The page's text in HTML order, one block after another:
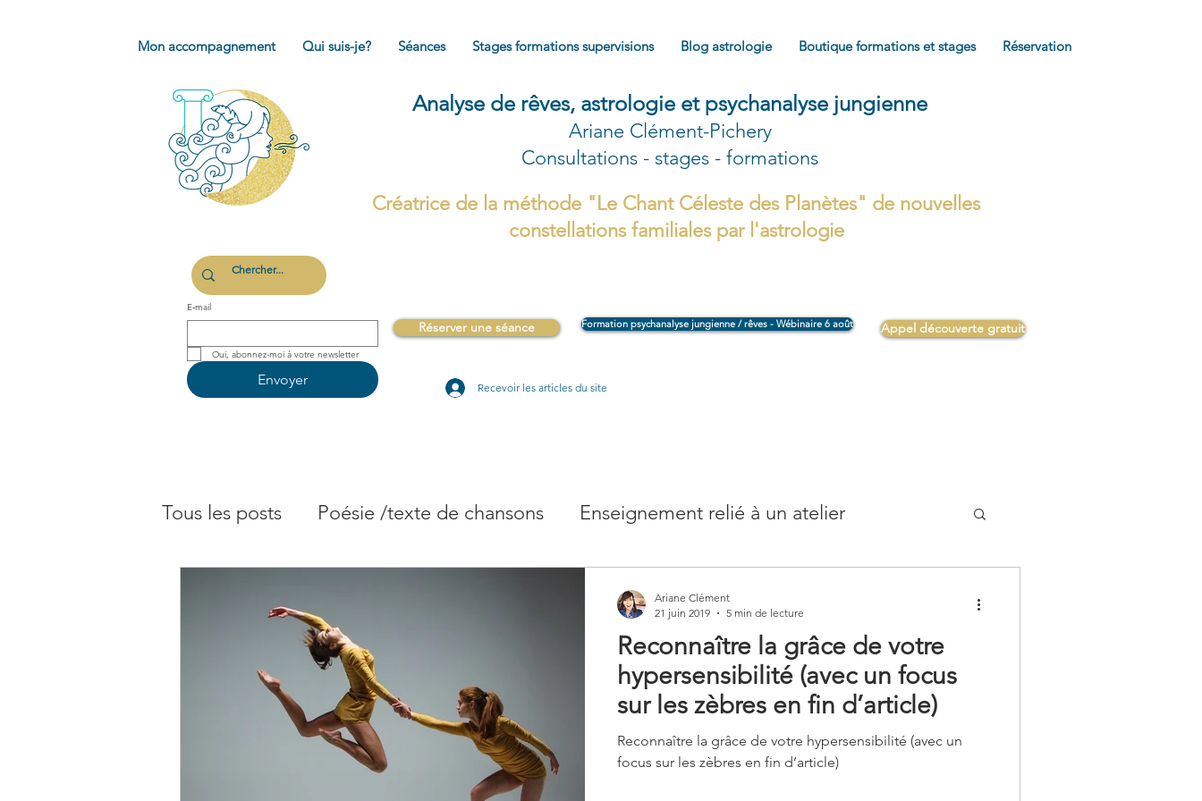
Mon accompagnement Qui suis-je? Séances Stages formations supervisions Blog astrologie Boutique formations et stages Réservation
Analyse de rêves, astrologie et psychanalyse jungienne
Ariane Clément-Pichery
Consultations - stages - formations
Créatrice de la méthode "Le Chant Céleste des Planètes" de nouvelles
constellations familiales par l'astrologie
E‑mail
Envoyer
Formation psychanalyse jungienne / rêves - Wébinaire 6 août
Réserver une séance
Recevoir les articles du site
Appel découverte gratuit
Tous les posts Poésie /texte de chansons Enseignement relié à un atelier
Conscience et psychologie - rêves
Blog astrologie - Pleine Lune
Reconnaître la grâce de votre
hypersensibilité (avec un focus
sur les zèbres en fin d’article)
Reconnaître la grâce de votre hypersensibilité (avec un
focus sur les zèbres en fin d’article)
Ariane Clément
21 juin 2019
5 min de lecture